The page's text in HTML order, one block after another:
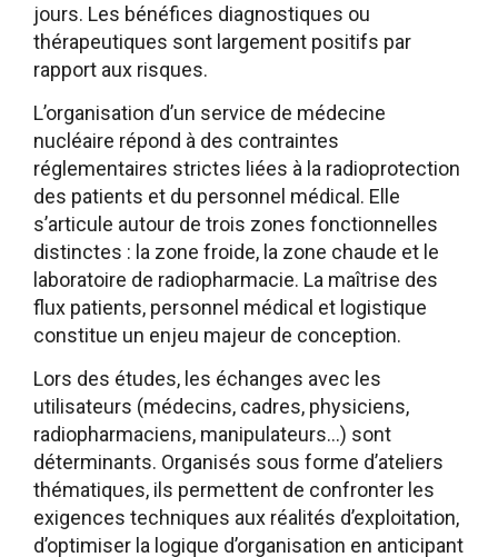
jours. Les bénéfices diagnostiques ou
thérapeutiques sont largement positifs par
rapport aux risques.
L’organisation d’un service de médecine
nucléaire répond à des contraintes
réglementaires strictes liées à la radioprotection
des patients et du personnel médical. Elle
s’articule autour de trois zones fonctionnelles
distinctes : la zone froide, la zone chaude et le
laboratoire de radiopharmacie. La maîtrise des
flux patients, personnel médical et logistique
constitue un enjeu majeur de conception.
Lors des études, les échanges avec les
utilisateurs (médecins, cadres, physiciens,
radiopharmaciens, manipulateurs…) sont
déterminants. Organisés sous forme d’ateliers
thématiques, ils permettent de confronter les
exigences techniques aux réalités d’exploitation,
d’optimiser la logique d’organisation en anticipant